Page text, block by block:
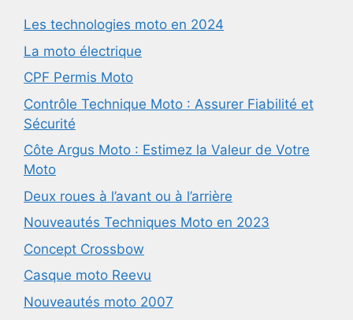
Les technologies moto en 2024
La moto électrique
CPF Permis Moto
Contrôle Technique Moto : Assurer Fiabilité et
Sécurité
Côte Argus Moto : Estimez la Valeur de Votre
Moto
Deux roues à l’avant ou à l’arrière
Nouveautés Techniques Moto en 2023
Concept Crossbow
Casque moto Reevu
Nouveautés moto 2007